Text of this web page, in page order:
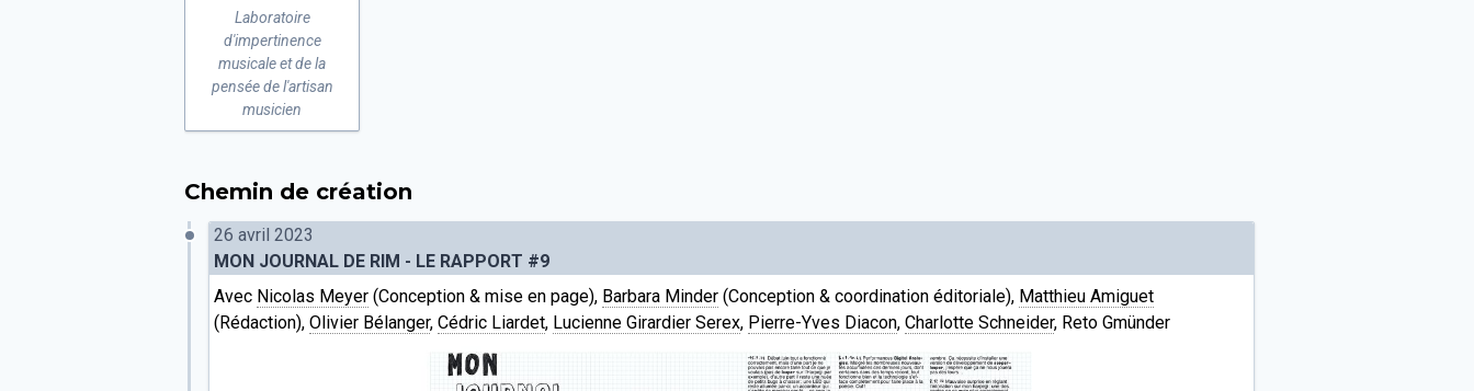
Laboratoire
d'impertinence
musicale et de la
pensée de l'artisan
musicien
Chemin de création
26 avril 2023
MON JOURNAL DE RIM - LE RAPPORT #9
Avec Nicolas Meyer (Conception & mise en page), Barbara Minder (Conception & coordination éditoriale), Matthieu Amiguet
(Rédaction), Olivier Bélanger, Cédric Liardet, Lucienne Girardier Serex, Pierre-Yves Diacon, Charlotte Schneider, Reto Gmünder